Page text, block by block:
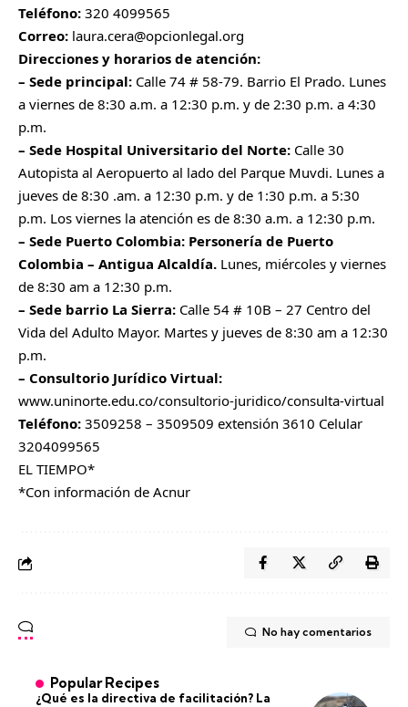
Teléfono: 320 4099565
Correo: laura.cera@opcionlegal.org
Direcciones y horarios de atención:
– Sede principal: Calle 74 # 58-79. Barrio El Prado. Lunes
a viernes de 8:30 a.m. a 12:30 p.m. y de 2:30 p.m. a 4:30
p.m.
– Sede Hospital Universitario del Norte: Calle 30
Autopista al Aeropuerto al lado del Parque Muvdi. Lunes a
jueves de 8:30 .am. a 12:30 p.m. y de 1:30 p.m. a 5:30
p.m. Los viernes la atención es de 8:30 a.m. a 12:30 p.m.
– Sede Puerto Colombia: Personería de Puerto
Colombia – Antigua Alcaldía. Lunes, miércoles y viernes
de 8:30 am a 12:30 p.m.
– Sede barrio La Sierra: Calle 54 # 10B – 27 Centro del
Vida del Adulto Mayor. Martes y jueves de 8:30 am a 12:30
p.m.
– Consultorio Jurídico Virtual:
www.uninorte.edu.co/consultorio-juridico/consulta-virtual
Teléfono: 3509258 – 3509509 extensión 3610 Celular
3204099565
EL TIEMPO*
*Con información de Acnur
No hay comentarios
Popular Recipes
¿Qué es la directiva de facilitación? La